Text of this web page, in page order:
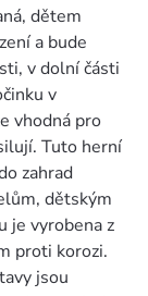
dětem
a bude
v dolní části
v
vhodná pro
Tuto herní
zahrad
dětským
je vyrobena z
proti korozi.
jsou